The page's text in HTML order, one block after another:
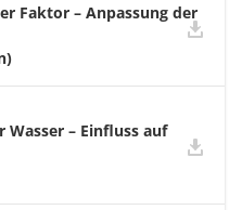
Faktor – Anpassung der
– Einfluss auf